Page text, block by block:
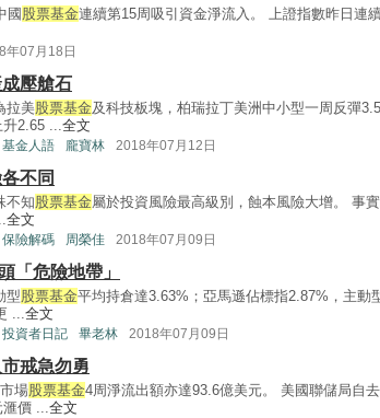
國 股票基金連續第15周吸引資金淨流入。 上證指數昨日連
年07月18日
壓艙石
拉美股票基金及科技板塊，柏瑞拉丁美洲中小型一周反彈
2.65 ... 全文
基金人語 龐寶林 2018年07月12日
不同
不知股票基金屬於投資風險最高級別，蝕本風險大增。 事
全文
保險解碼 周榮佳 2018年07月09日
「危險地帶」
型 股票基金平均持倉達3.63%；亞馬遜佔標指2.87%，主動
... 全文
投資者日記 畢老林 2018年07月09日
戒急勿勇
場股票基金4周淨流出額亦達93.6億美元。 美國聯儲局自
價 ... 全文